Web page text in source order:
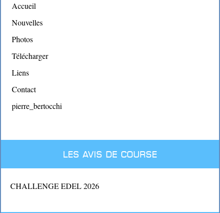
Accueil
Nouvelles
Photos
Télécharger
Liens
Contact
pierre_bertocchi
Les avis de course
CHALLENGE EDEL 2026